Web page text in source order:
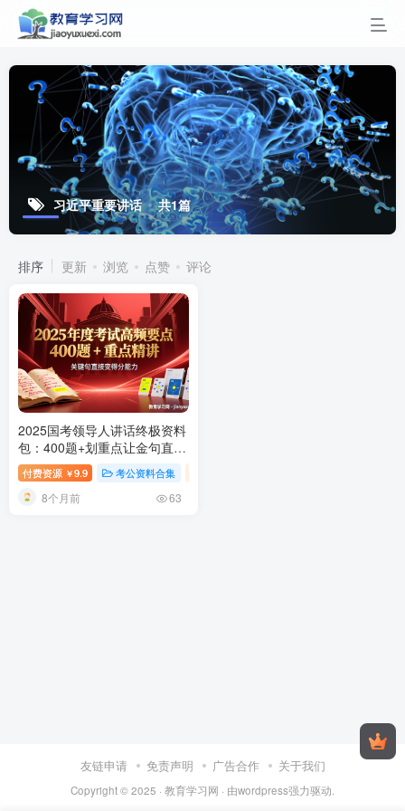
习近平重要讲话 共1篇
排序 更新 浏览 点赞 评论
2025国考领导人讲话终极资料
包：400题+划重点让金句直接
变分数2025国考习近平重要讲
话资料及试题
付费资源 ￥9.9 考公资料合集
8个月前 63
友链申请 免责声明 广告合作 关于我们
Copyright © 2025 · 教育学习网 · 由wordpress强力驱动.